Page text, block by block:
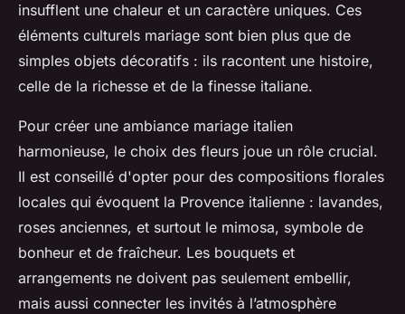
insufflent une chaleur et un caractère uniques. Ces
éléments culturels mariage sont bien plus que de
simples objets décoratifs : ils racontent une histoire,
celle de la richesse et de la finesse italiane.
Pour créer une ambiance mariage italien
harmonieuse, le choix des fleurs joue un rôle crucial.
Il est conseillé d'opter pour des compositions florales
locales qui évoquent la Provence italienne : lavandes,
roses anciennes, et surtout le mimosa, symbole de
bonheur et de fraîcheur. Les bouquets et
arrangements ne doivent pas seulement embellir,
mais aussi connecter les invités à l’atmosphère